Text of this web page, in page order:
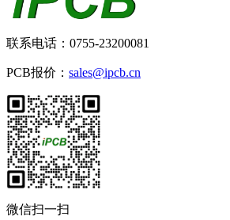
联系电话：0755-23200081
PCB报价： sales@ipcb.cn
微信扫一扫